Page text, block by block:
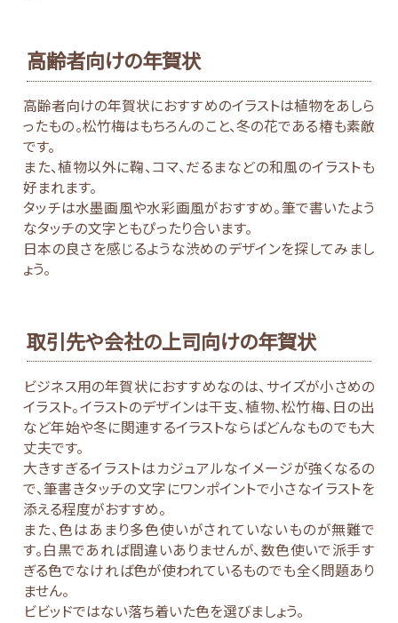
高齢者向けの年賀状
高齢者向けの年賀状におすすめのイラストは植物をあしら
ったもの。松竹梅はもちろんのこと、冬の花である椿も素敵
です。
また、植物以外に鞠、コマ、だるまなどの和風のイラストも
好まれます。
タッチは水墨画風や水彩画風がおすすめ。筆で書いたよう
なタッチの文字ともぴったり合います。
日本の良さを感じるような渋めのデザインを探してみまし
ょう。
取引先や会社の上司向けの年賀状
ビジネス用の年賀状におすすめなのは、サイズが小さめの
イラスト。イラストのデザインは干支、植物、松竹梅、日の出
など年始や冬に関連するイラストならばどんなものでも大
丈夫です。
大きすぎるイラストはカジュアルなイメージが強くなるの
で、筆書きタッチの文字にワンポイントで小さなイラストを
添える程度がおすすめ。
また、色はあまり多色使いがされていないものが無難で
す。白黒であれば間違いありませんが、数色使いで派手す
ぎる色でなければ色が使われているものでも全く問題あり
ません。
ビビッドではない落ち着いた色を選びましょう。